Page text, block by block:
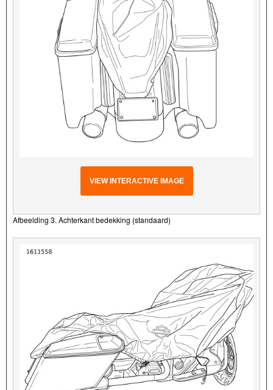
VIEW INTERACTIVE IMAGE
Afbeelding 3. Achterkant bedekking (standaard)